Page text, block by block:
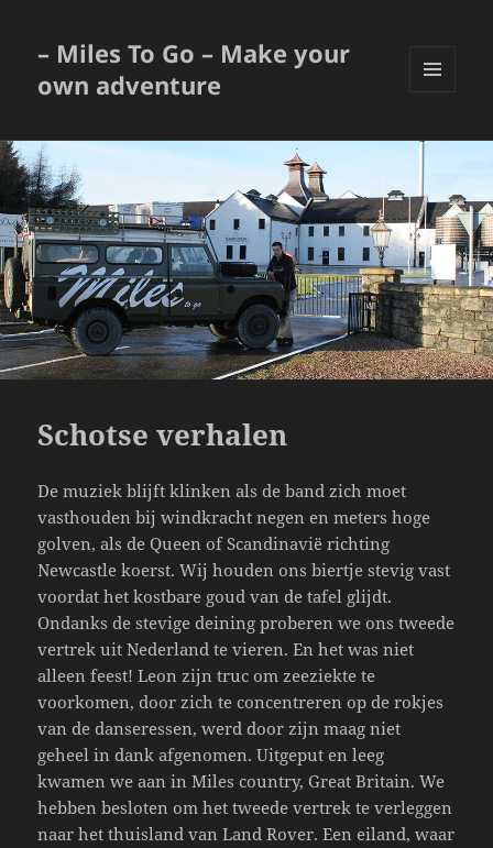
– Miles To Go – Make your
own adventure
WIDGETS
Schotse verhalen
De muziek blijft klinken als de band zich moet
vasthouden bij windkracht negen en meters hoge
golven, als de Queen of Scandinavië richting
Newcastle koerst. Wij houden ons biertje stevig vast
voordat het kostbare goud van de tafel glijdt.
Ondanks de stevige deining proberen we ons tweede
vertrek uit Nederland te vieren. En het was niet
alleen feest! Leon zijn truc om zeeziekte te
voorkomen, door zich te concentreren op de rokjes
van de danseressen, werd door zijn maag niet
geheel in dank afgenomen. Uitgeput en leeg
kwamen we aan in Miles country, Great Britain. We
hebben besloten om het tweede vertrek te verleggen
naar het thuisland van Land Rover. Een eiland, waar